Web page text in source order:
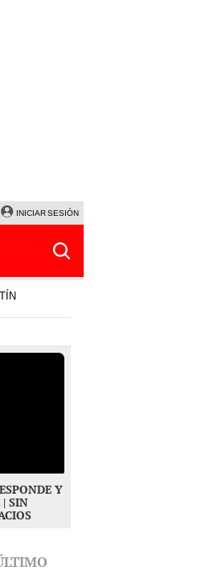
PLAZA VEA
INICIAR SESIÓN
Y
| SIN